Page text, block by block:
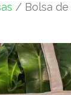
/ Bolsa de